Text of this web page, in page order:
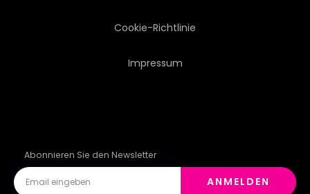
Cookie-Richtlinie
Impressum
Abonnieren Sie den Newsletter
ANMELDEN